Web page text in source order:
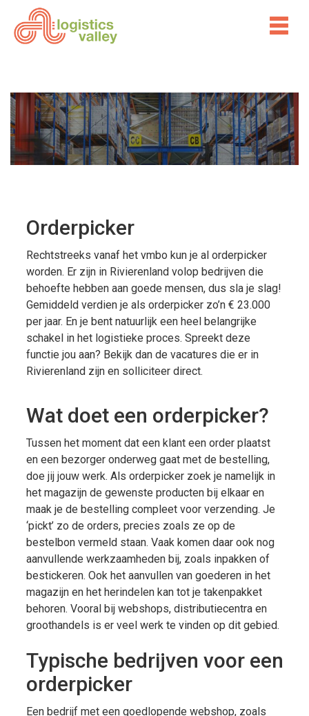
Orderpicker
Rechtstreeks vanaf het vmbo kun je al orderpicker
worden. Er zijn in Rivierenland volop bedrijven die
behoefte hebben aan goede mensen, dus sla je slag!
Gemiddeld verdien je als orderpicker zo’n € 23.000
per jaar. En je bent natuurlijk een heel belangrijke
schakel in het logistieke proces. Spreekt deze
functie jou aan? Bekijk dan de vacatures die er in
Rivierenland zijn en solliciteer direct.
Wat doet een orderpicker?
Tussen het moment dat een klant een order plaatst
en een bezorger onderweg gaat met de bestelling,
doe jij jouw werk. Als orderpicker zoek je namelijk in
het magazijn de gewenste producten bij elkaar en
maak je de bestelling compleet voor verzending. Je
‘pickt’ zo de orders, precies zoals ze op de
bestelbon vermeld staan. Vaak komen daar ook nog
aanvullende werkzaamheden bij, zoals inpakken of
bestickeren. Ook het aanvullen van goederen in het
magazijn en het herindelen kan tot je takenpakket
behoren. Vooral bij webshops, distributiecentra en
groothandels is er veel werk te vinden op dit gebied.
Typische bedrijven voor een
orderpicker
Een bedrijf met een goedlopende webshop, zoals